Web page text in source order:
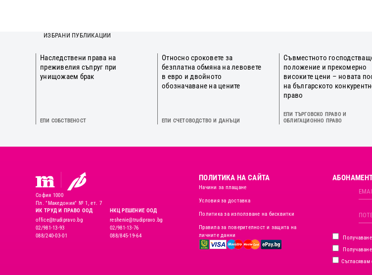
ИЗБРАНИ ПУБЛИКАЦИИ
Наследствени права на
преживелия съпруг при
унищожаем брак
ЕПИ СОБСТВЕНОСТ
Относно сроковете за
безплатна обмяна на левовете
в евро и двойното
обозначаване на цените
ЕПИ СЧЕТОВОДСТВО И ДАНЪЦИ
Съвместното
положение и прекомерно
високите цени – новата
на българското
право
ЕПИ ТЪРГОВСКО ПРАВО И
ОБЛИГАЦИОННО ПРАВО
София 1000
Пл. "Македония" № 1, ет. 7
ИК ТРУД И ПРАВО ООД
office@trudipravo.bg
02/981-13-93
088/240-03-01
НКЦ РЕШЕНИЕ ООД
reshenie@trudipravo.bg
02/981-13-76
088/845-19-64
ПОЛИТИКА НА САЙТА
Начини за плащане
Условия за доставка
Политика за използване на бисквитки
Правила за поверителност и защита на
личните данни
Съгласявам